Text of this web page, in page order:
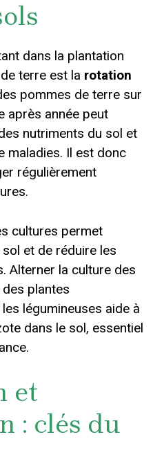
dans la plantation
terre est la rotation
pommes de terre sur
après année peut
nutriments du sol et
maladies. Il est donc
régulièrement
cultures permet
sol et de réduire les
Alterner la culture des
plantes
légumineuses aide à
dans le sol, essentiel
et
: clés du